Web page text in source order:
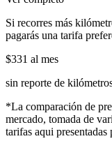
Si recorres más
pagarás una tarifa
$331 al mes
sin reporte de
*La comparación de
mercado, tomada de
tarifas aqui presentadas